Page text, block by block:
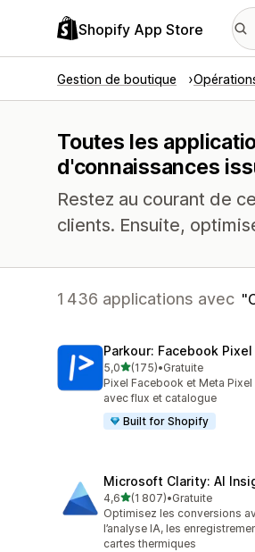
Shopify App Store
Gestion de boutique
Toutes les
d'connaissances
Restez au courant de
clients. Ensuite,
1 436 applications avec
Parkour: Facebook Pixel
5,0étoile(s) sur 5
(175)
175 avis au total
•Gratuite
Pixel Facebook et Meta Pixel
avec flux et catalogue
Built for Shopify
Microsoft Clarity: AI
4,6étoile(s) sur 5
(1 807)
1807 avis au total
•Gratuite
Optimisez les conversions
l’analyse IA, les
cartes thermiques